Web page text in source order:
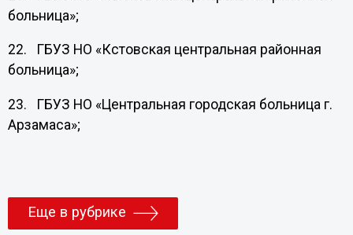
больница»;
22. ГБУЗ НО «Кстовская центральная районная
больница»;
23. ГБУЗ НО «Центральная городская больница г.
Арзамаса»;
Еще в рубрике